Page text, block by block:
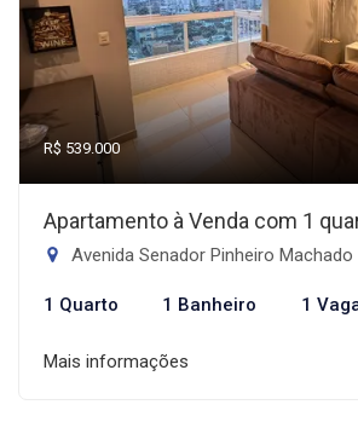
R$ 539.000
Apartamento à Venda com 1
Avenida Senador Pinheiro Machado -
1 Quarto 1 Banheiro 1
Mais informações